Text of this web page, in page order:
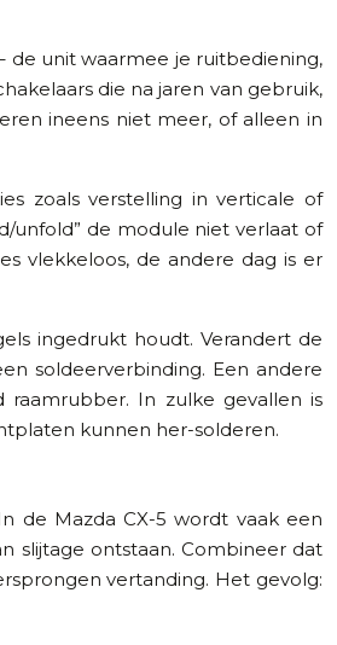
de unit waarmee je ruitbediening,
die na jaren van gebruik,
ineens niet meer, of alleen in
zoals verstelling in verticale of
unfold” de module niet verlaat of
vlekkeloos, de andere dag is er
ingedrukt houdt. Verandert de
soldeerverbinding. Een andere
In zulke gevallen is
kunnen her-solderen.
de Mazda CX-5 wordt vaak een
slijtage ontstaan. Combineer dat
vertanding. Het gevolg: